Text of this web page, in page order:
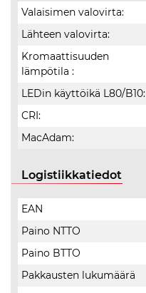
Valaisimen valovirta:
Lähteen valovirta:
Kromaattisuuden
lämpötila :
LEDin käyttöikä L80/B10:
CRI:
MacAdam:
Logistiikkatiedot
EAN
Paino NTTO
Paino BTTO
Pakkausten lukumäärä